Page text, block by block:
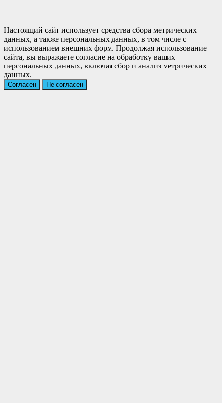
Настоящий сайт использует средства сбора метрических
данных, а также персональных данных, в том числе с
использованием внешних форм. Продолжая использование
сайта, вы выражаете согласие на обработку ваших
персональных данных, включая сбор и анализ метрических
данных.
Согласен Не согласен